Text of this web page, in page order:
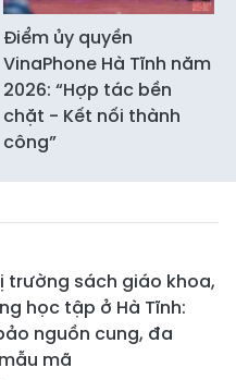
Điểm ủy quyền
VinaPhone Hà Tĩnh năm
2026: “Hợp tác bền
chặt - Kết nối thành
công”
trường sách giáo khoa,
học tập ở Hà Tĩnh:
nguồn cung, đa
mã